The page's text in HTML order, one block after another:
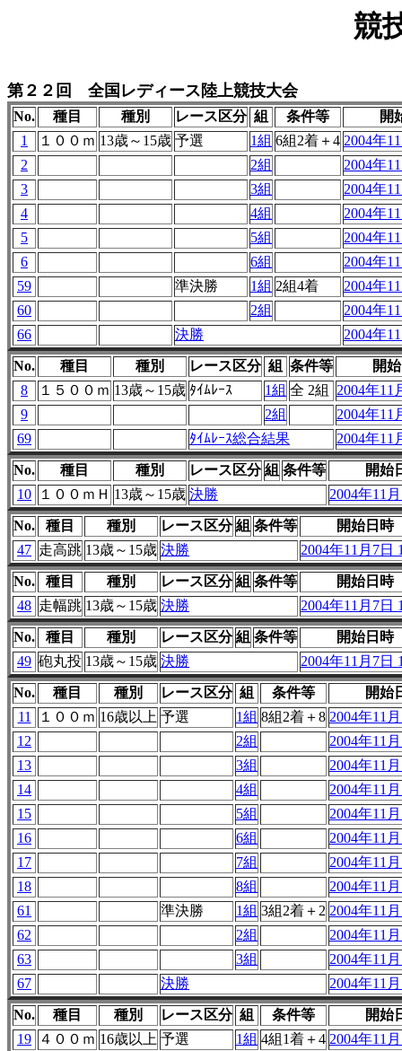
競
第２２回 全国レディース陸上競技大会
No. 種目 種別 レース区分 組 条件等
開
1
１００ｍ 13歳～15歳 予選 1組 6組2着＋4 2004年
2
2組
2004年
3
3組
2004年
4
4組
2004年
5
5組
2004年
6
6組
2004年
59
準決勝 1組 2組4着
2004年
60
2組
2004年
66
決勝 2004年
No. 種目 種別 レース区分 組 条件等
開
8
１５００ｍ 13歳～15歳 ﾀｲﾑﾚｰｽ 1組 全 2組
2004年11
9
2組
2004年11
69
ﾀｲﾑﾚｰｽ総合結果 2004年11
No. 種目 種別 レース区分 組 条件等
開始
10
１００ｍＨ 13歳～15歳 決勝 2004年11
No. 種目 種別 レース区分 組 条件等
開始日時
47 走高跳 13歳～15歳 決勝 2004年11月7日
No. 種目 種別 レース区分 組 条件等
開始日時
48 走幅跳 13歳～15歳 決勝 2004年11月7日
No. 種目 種別 レース区分 組 条件等
開始日時
49 砲丸投 13歳～15歳 決勝 2004年11月7日
No. 種目 種別 レース区分 組 条件等
開始
11
１００ｍ 16歳以上 予選 1組 8組2着＋8 2004年11
12
2組
2004年11
13
3組
2004年11
14
4組
2004年11
15
5組
2004年11
16
6組
2004年11
17
7組
2004年11
18
8組
2004年11
61
準決勝 1組 3組2着＋2 2004年11
62
2組
2004年11
63
3組
2004年11
67
決勝 2004年11
No. 種目 種別 レース区分 組 条件等
開始
19
４００ｍ 16歳以上 予選 1組 4組1着＋4 2004年11